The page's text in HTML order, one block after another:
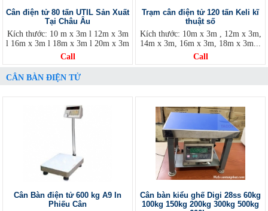
Cân điện tử 80 tấn UTIL Sản Xuất
Tại Châu Âu
Kích thước: 10 m x 3m l 12m x 3m
l 16m x 3m l 18m x 3m l 20m x 3m
Call
Trạm cân điện tử 120 tấn Keli kĩ
thuật số
Kích thước: 10m x 3m , 12m x 3m,
14m x 3m, 16m x 3m, 18m x 3m...
Call
CÂN BÀN ĐIỆN TỬ
Cân Bàn điện tử 600 kg A9 In
Phiếu Cân
Cân bàn kiểu ghế Digi 28ss 60kg
100kg 150kg 200kg 300kg 500kg